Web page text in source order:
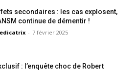
secondaires : les cas explosent,
continue de démentir !
- 7 février 2025
: l’enquête choc de Robert